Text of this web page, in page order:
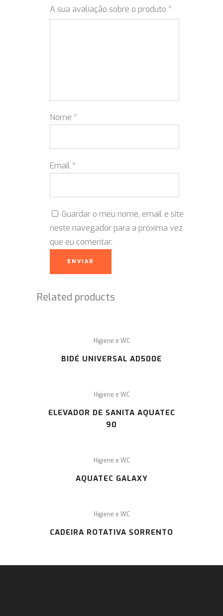
A sua avaliação sobre o produto *
Nome *
Email *
Guardar o meu nome, email e site
neste navegador para a próxima vez
que eu comentar.
Related products
Higiene e WC
BIDÉ UNIVERSAL AD500E
Higiene e WC
ELEVADOR DE SANITA AQUATEC
90
Higiene e WC
AQUATEC GALAXY
Higiene e WC
CADEIRA ROTATIVA SORRENTO